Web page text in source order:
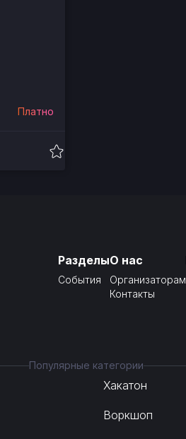
Платно
Разделы
События
О нас
Организаторам
Контакты
Популярные категории
Хакатон
Воркшоп